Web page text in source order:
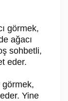
görmek,
ağacı
sohbetli,
eder.
Yine